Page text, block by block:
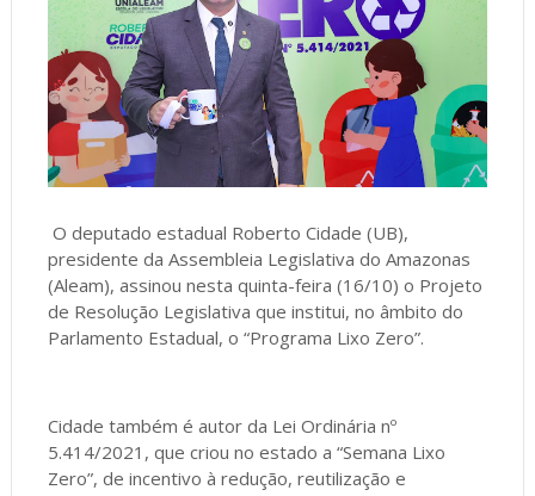
O deputado estadual Roberto Cidade (UB),
presidente da Assembleia Legislativa do Amazonas
(Aleam), assinou nesta quinta-feira (16/10) o Projeto
de Resolução Legislativa que institui, no âmbito do
Parlamento Estadual, o “Programa Lixo Zero”.
Cidade também é autor da Lei Ordinária nº
5.414/2021, que criou no estado a “Semana Lixo
Zero”, de incentivo à redução, reutilização e